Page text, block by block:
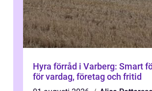
Hyra förråd i Varberg: Smart
för vardag, företag och fritid